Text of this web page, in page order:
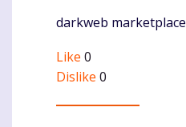
Komentaras
darkweb marketplace
Like 0
Dislike 0